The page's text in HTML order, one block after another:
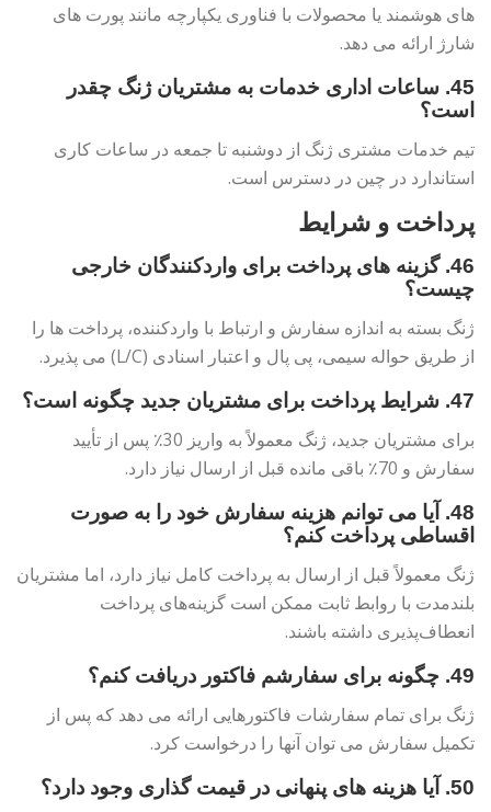
های هوشمند یا محصولات با فناوری یکپارچه مانند پورت های
شارژ ارائه می دهد.
45. ساعات اداری خدمات به مشتریان ژنگ چقدر
است؟
تیم خدمات مشتری ژنگ از دوشنبه تا جمعه در ساعات کاری
استاندارد در چین در دسترس است.
پرداخت و شرایط
46. ​​گزینه های پرداخت برای واردکنندگان خارجی
چیست؟
ژنگ بسته به اندازه سفارش و ارتباط با واردکننده، پرداخت ها را
از طریق حواله سیمی، پی پال و اعتبار اسنادی (L/C) می پذیرد.
47. شرایط پرداخت برای مشتریان جدید چگونه است؟
برای مشتریان جدید، ژنگ معمولاً به واریز 30٪ پس از تأیید
سفارش و 70٪ باقی مانده قبل از ارسال نیاز دارد.
48. آیا می توانم هزینه سفارش خود را به صورت
اقساطی پرداخت کنم؟
ژنگ معمولاً قبل از ارسال به پرداخت کامل نیاز دارد، اما مشتریان
بلندمدت با روابط ثابت ممکن است گزینه‌های پرداخت
انعطاف‌پذیری داشته باشند.
49. چگونه برای سفارشم فاکتور دریافت کنم؟
ژنگ برای تمام سفارشات فاکتورهایی ارائه می دهد که پس از
تکمیل سفارش می توان آنها را درخواست کرد.
50. آیا هزینه های پنهانی در قیمت گذاری وجود دارد؟